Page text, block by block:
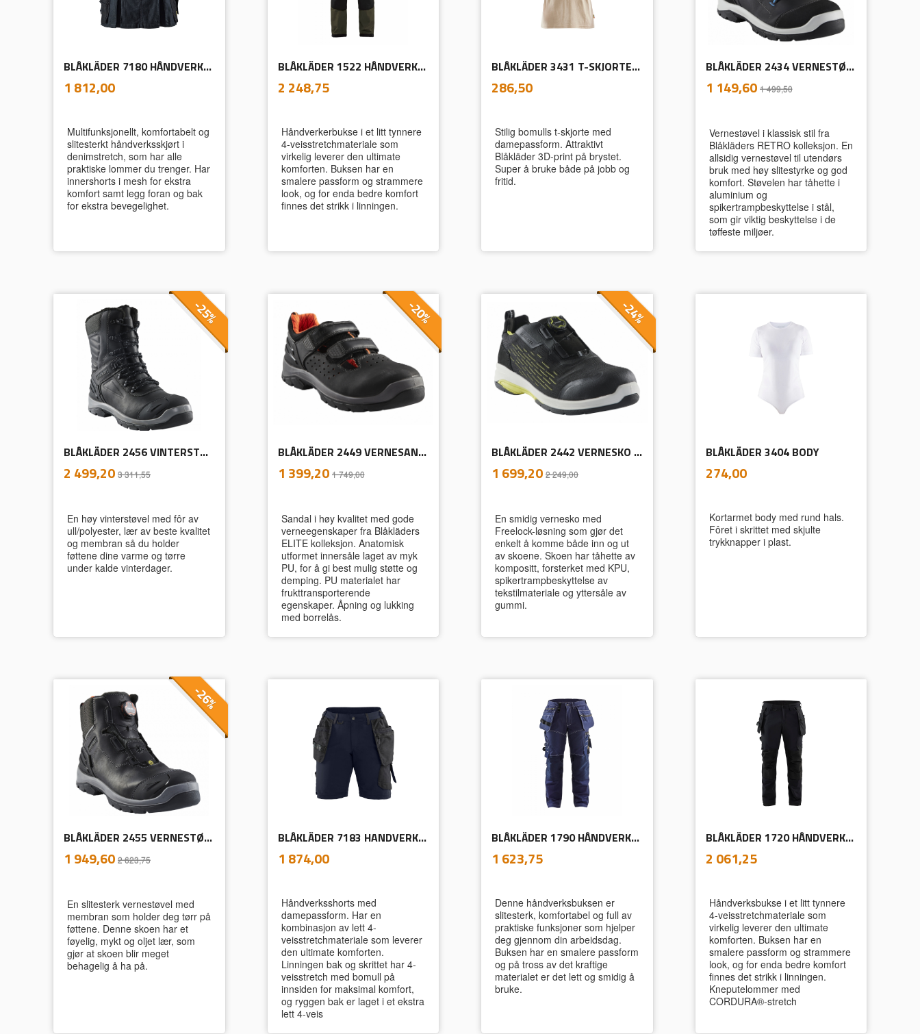
BLÅKLÄDER 7180 HÅNDVERKSSKJØRT MED STRETCH
Pris
1 812,00mva.
Multifunksjonellt, komfortabelt og
slitesterkt håndverksskjørt i
denimstretch, som har alle
praktiske lommer du trenger. Har
innershorts i mesh for ekstra
komfort samt legg foran og bak
for ekstra bevegelighet.
BLÅKLÄDER 1522 HÅNDVERKERBUKSE I 4-VEISSTRETCH
Pris
2 248,75inkl.
mva.
Håndverkerbukse i et litt tynnere
4-veisstretchmateriale som
virkelig leverer den ultimate
komforten. Buksen har en
smalere passform og strammere
look, og for enda bedre komfort
finnes det strikk i linningen.
BLÅKLÄDER 3431 T-SKJORTE 3D-PRINT DAME
Pris
286,50mva.
Stilig bomulls t-skjorte med
damepassform. Attraktivt
Blåkläder 3D-print på brystet.
Super å bruke både på jobb og
fritid.
BLÅKLÄDER 2434 VERNESTØVEL RETRO
Tilbud
1 149,60 1 499,50mva.
Vernestøvel i klassisk stil fra
Blåkläders RETRO kolleksjon. En
allsidig vernestøvel til utendørs
bruk med høy slitestyrke og god
komfort. Støvelen har tåhette i
aluminium og
spikertrampbeskyttelse i stål,
som gir viktig beskyttelse i de
tøffeste miljøer.
BLÅKLÄDER 2456 VINTERSTØVEL ELITE
Tilbud
2 499,20 3 311,55
-25%
En høy vinterstøvel med fôr av
ull/polyester, lær av beste kvalitet
og membran så du holder
føttene dine varme og tørre
under kalde vinterdager.
BLÅKLÄDER 2449 VERNESANDAL ELITE
Tilbud
1 399,20 1 749,00
-20%
mva.
Sandal i høy kvalitet med gode
verneegenskaper fra Blåkläders
ELITE kolleksjon. Anatomisk
utformet innersåle laget av myk
PU, for å gi best mulig støtte og
demping. PU materialet har
frukttransporterende
egenskaper. Åpning og lukking
med borrelås.
BLÅKLÄDER 2442 VERNESKO CRADLE
Tilbud
1 699,20 2 249,00
-24%
En smidig vernesko med
Freelock-løsning som gjør det
enkelt å komme både inn og ut
av skoene. Skoen har tåhette av
kompositt, forsterket med KPU,
spikertrampbeskyttelse av
tekstilmateriale og yttersåle av
gummi.
BLÅKLÄDER 3404 BODY
Pris
274,00mva.
Kortarmet body med rund hals.
Fôret i skrittet med skjulte
trykknapper i plast.
BLÅKLÄDER 2455 VERNESTØVEL ELITE WR
Tilbud
1 949,60 2 623,75
-26%
En slitesterk vernestøvel med
membran som holder deg tørr på
føttene. Denne skoen har et
føyelig, mykt og oljet lær, som
gjør at skoen blir meget
behagelig å ha på.
BLÅKLÄDER 7183 HANDVERKSSHORTS 4 VEISSTRETCH DAME
Pris
1 874,00mva.
Håndverksshorts med
damepassform. Har en
kombinasjon av lett 4-
veisstretchmateriale som leverer
den ultimate komforten.
Linningen bak og skrittet har 4-
veisstretch med bomull på
innsiden for maksimal komfort,
og ryggen bak er laget i et ekstra
lett 4-veis
BLÅKLÄDER 1790 HÅNDVERKSBUKSE STRETCH
Pris
1 623,75mva.
Denne håndverksbuksen er
slitesterk, komfortabel og full av
praktiske funksjoner som hjelper
deg gjennom din arbeidsdag.
Buksen har en smalere passform
og på tross av det kraftige
materialet er det lett og smidig å
bruke.
BLÅKLÄDER 1720 HÅNDVERKSBUKSE 4-VEISSTRETCH MED AVTAGBARE HENGELOMMER
Pris
2 061,25inkl.
mva.
Håndverksbukse i et litt tynnere
4-veisstretchmateriale som
virkelig leverer den ultimate
komforten. Buksen har en
smalere passform og strammere
look, og for enda bedre komfort
finnes det strikk i linningen.
Kneputelommer med
CORDURA®-stretch